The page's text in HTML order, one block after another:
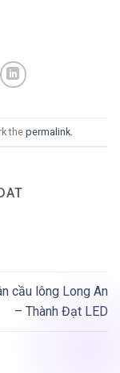
the permalink.
cầu lông Long An
– Thành Đạt LED